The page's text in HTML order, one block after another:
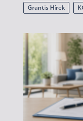
Grantis Hírek